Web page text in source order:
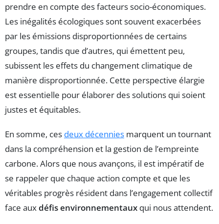
prendre en compte des facteurs socio-économiques.
Les inégalités écologiques sont souvent exacerbées
par les émissions disproportionnées de certains
groupes, tandis que d’autres, qui émettent peu,
subissent les effets du changement climatique de
manière disproportionnée. Cette perspective élargie
est essentielle pour élaborer des solutions qui soient
justes et équitables.
En somme, ces deux décennies marquent un tournant
dans la compréhension et la gestion de l’empreinte
carbone. Alors que nous avançons, il est impératif de
se rappeler que chaque action compte et que les
véritables progrès résident dans l’engagement collectif
face auxdéfis environnementaux qui nous attendent.